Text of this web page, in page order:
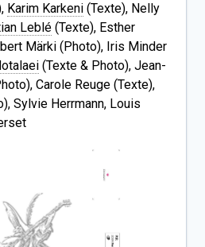
Karim Karkeni (Texte), Nelly
Leblé (Texte), Esther
Märki (Photo), Iris Minder
(Texte & Photo), Jean-
Carole Reuge (Texte),
Sylvie Herrmann, Louis